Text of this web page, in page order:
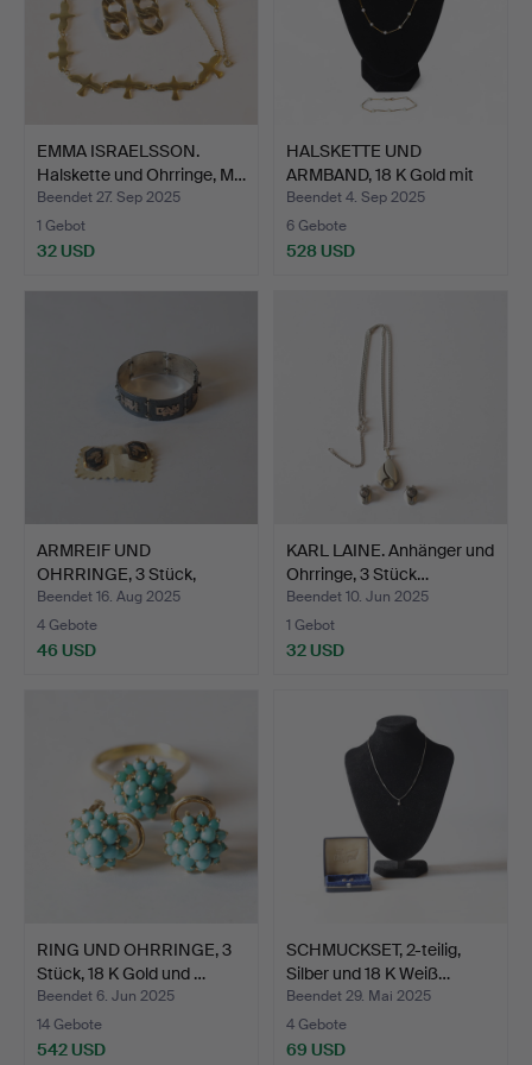
EMMA ISRAELSSON.
Halskette und Ohrringe, M…
Beendet 27. Sep 2025
1 Gebot
32 USD
HALSKETTE UND
ARMBAND, 18 K Gold mit
Perle…
Beendet 4. Sep 2025
6 Gebote
528 USD
ARMREIF UND
OHRRINGE, 3 Stück,
Sterlingsil…
Beendet 16. Aug 2025
4 Gebote
46 USD
KARL LAINE. Anhänger und
Ohrringe, 3 Stück…
Beendet 10. Jun 2025
1 Gebot
32 USD
RING UND OHRRINGE, 3
Stück, 18 K Gold und …
Beendet 6. Jun 2025
14 Gebote
542 USD
SCHMUCKSET, 2-teilig,
Silber und 18 K Weiß…
Beendet 29. Mai 2025
4 Gebote
69 USD